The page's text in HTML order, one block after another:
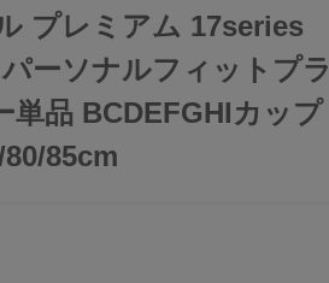
プレミアム 17series
ーソナルフィットプラ
単品 BCDEFGHIカップ
85cm